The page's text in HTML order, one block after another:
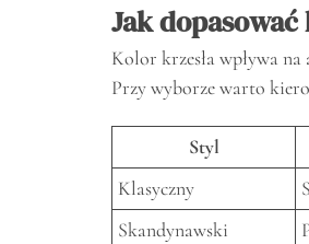
Jak
Kolor krzesła wpływa
Przy wyborze warto
Styl
Klasyczny
Skandynawski